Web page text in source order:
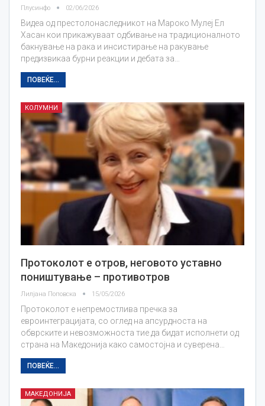
Плусинфо 02/06/2026
Видеа од престолонаследникот на Мароко Мулеј Ел
Хасан кои прикажуваат одбивање на традиционалното
бакнување на рака и инсистирање на ракување
предизвикаа бурни реакции и дебата за…
ПОВЕЌЕ...
КОЛУМНИ
Протоколот е отров, неговото уставно
поништување – противотров
Лилјана Поповска 15/05/2026
Протоколот е непремостлива пречка за
евроинтеграцијата, со оглед на апсурдноста на
обврските и невозможноста тие да бидат исполнети од
страна на Македонија како самостојна и суверена…
ПОВЕЌЕ...
МАКЕДОНИЈА